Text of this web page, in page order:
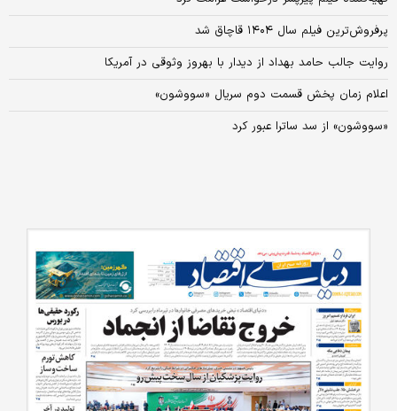
پرفروش‌ترین فیلم سال ۱۴۰۴ قاچاق شد
روایت جالب حامد بهداد از دیدار با بهروز وثوقی در آمریکا
اعلام زمان پخش قسمت دوم سریال «سووشون»
«سووشون» از سد ساترا عبور کرد